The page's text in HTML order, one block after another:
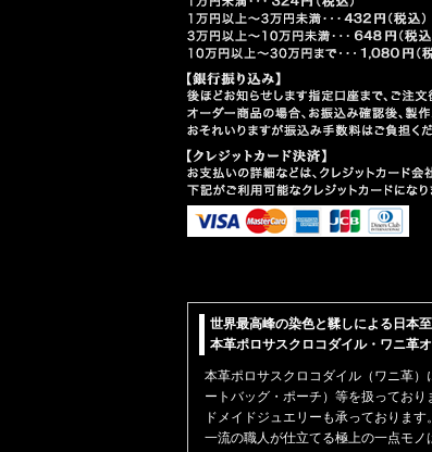
世界最高峰の染色と鞣しによる日本
本革ポロサスクロコダイル・ワニ革
本革ポロサスクロコダイル（ワニ革）
ートバッグ・ポーチ） 等を扱っており
ドメイドジュエリーも承っております。
一流の職人が仕立てる極上の一点モノ